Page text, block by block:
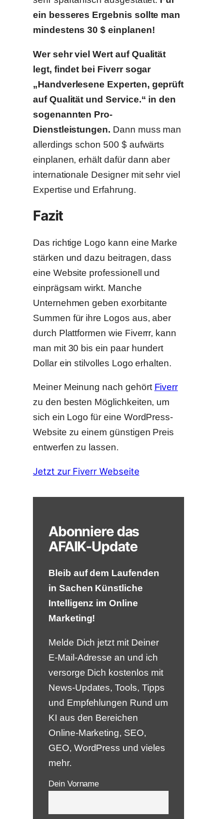
ein besseres Ergebnis sollte man
mindestens 30 $ einplanen!
Wer sehr viel Wert auf Qualität
legt, findet bei Fiverr sogar
„Handverlesene Experten, geprüft
auf Qualität und Service.“ in den
sogenannten Pro-
Dienstleistungen. Dann muss man
allerdings schon 500 $ aufwärts
einplanen, erhält dafür dann aber
internationale Designer mit sehr viel
Expertise und Erfahrung.
Fazit
Das richtige Logo kann eine Marke
stärken und dazu beitragen, dass
eine Website professionell und
einprägsam wirkt. Manche
Unternehmen geben exorbitante
Summen für ihre Logos aus, aber
durch Plattformen wie Fiverrr, kann
man mit 30 bis ein paar hundert
Dollar ein stilvolles Logo erhalten.
Meiner Meinung nach gehört Fiverr
zu den besten Möglichkeiten, um
sich ein Logo für eine WordPress-
Website zu einem günstigen Preis
entwerfen zu lassen.
Jetzt zur Fiverr Webseite
Abonniere das
AFAIK-Update
Bleib auf dem Laufenden
in Sachen Künstliche
Intelligenz im Online
Marketing!
Melde Dich jetzt mit Deiner
E-Mail-Adresse an und ich
versorge Dich kostenlos mit
News-Updates, Tools, Tipps
und Empfehlungen Rund um
KI aus den Bereichen
Online-Marketing, SEO,
GEO, WordPress und vieles
mehr.
Dein Vorname